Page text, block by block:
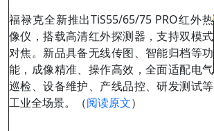
福禄克全新推出TiS55/65/75 PRO红外热
像仪，搭载高清红外探测器，支持双模式
对焦。新品具备无线传图、智能归档等功
能，成像精准、操作高效，全面适配电气
巡检、设备维护、产线品控、研发测试等
工业全场景。（阅读原文）